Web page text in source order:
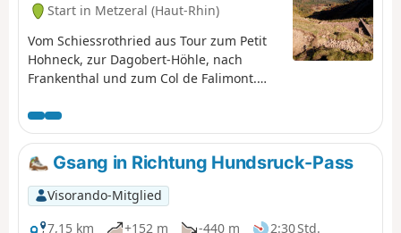
Start in Metzeral (Haut-Rhin)
Vom Schiessrothried aus Tour zum Petit
Hohneck, zur Dagobert-Höhle, nach
Frankenthal und zum Col de Falimont.
befahrbar. Die Strecke zwischen (3), (4), (5)
und (6) ist vom 1. November bis zum 30.
April 2022 gesperrt (Präfekturbeschluss
vom 18. Mai 2022).
Gsang in Richtung Hundsruck-Pass
Visorando-Mitglied
7,15 km
+152 m -440 m
2:30 Std.